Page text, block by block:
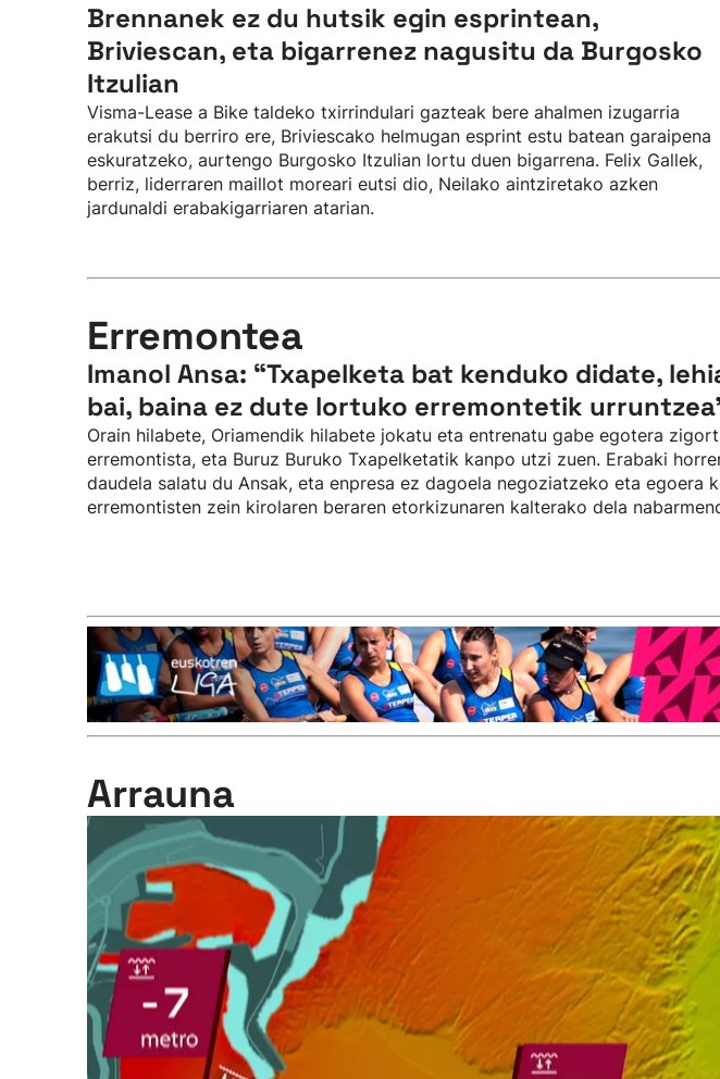
Brennanek ez du hutsik egin esprintean,
Briviescan, eta bigarrenez nagusitu da Burgosko
Itzulian
Visma-Lease a Bike taldeko txirrindulari gazteak bere ahalmen izugarria
erakutsi du berriro ere, Briviescako helmugan esprint estu batean garaipena
eskuratzeko, aurtengo Burgosko Itzulian lortu duen bigarrena. Felix Gallek,
berriz, liderraren maillot moreari eutsi dio, Neilako aintziretako azken
jardunaldi erabakigarriaren atarian.
Erremontea
Imanol Ansa: “Txapelketa bat kenduko didate,
bai, baina ez dute lortuko erremontetik
Orain hilabete, Oriamendik hilabete jokatu eta entrenatu gabe egotera
erremontista, eta Buruz Buruko Txapelketatik kanpo utzi zuen. Erabaki
daudela salatu du Ansak, eta enpresa ez dagoela negoziatzeko eta egoera
erremontisten zein kirolaren beraren etorkizunaren kalterako dela
Arrauna